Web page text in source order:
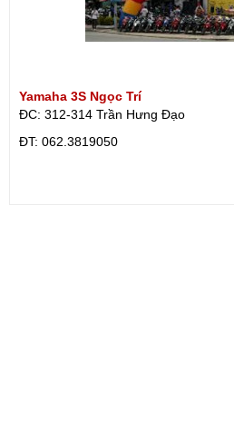
Yamaha 3S Ngọc Trí
ĐC: 312-314 Trần Hưng Đạo
ÐT: 062.3819050